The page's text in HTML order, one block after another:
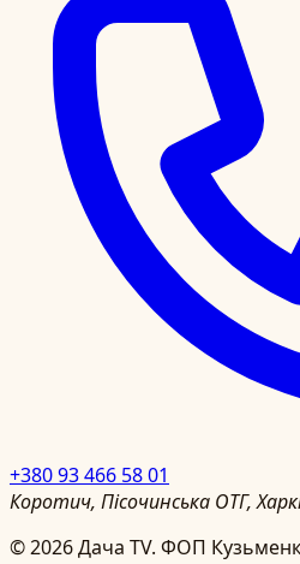
+380 93 466 58 01
Коротич, Пісочинська ОТГ,
©2026Дача TV. ФОП